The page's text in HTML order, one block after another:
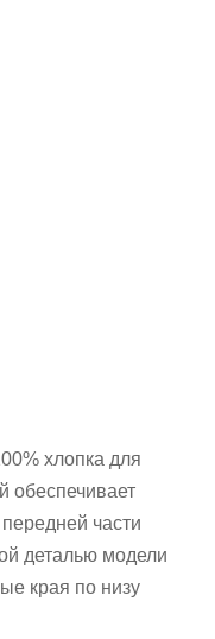
хлопка для
обеспечивает
части
деталью модели
края по низу